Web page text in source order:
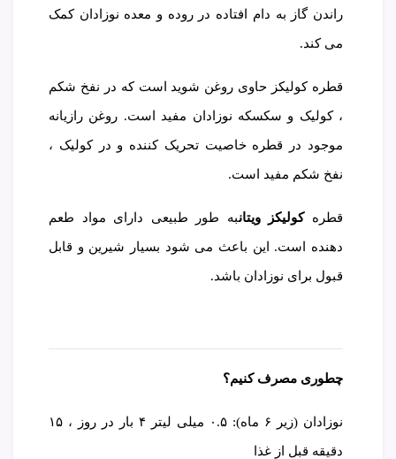
راندن گاز به دام افتاده در روده و معده نوزادان کمک
می کند.
قطره کولیکز حاوی روغن شوید است که در نفخ شکم
، کولیک و سکسکه نوزادان مفید است. روغن رازیانه
موجود در قطره خاصیت تحریک کننده و در کولیک ،
نفخ شکم مفید است.
قطرهکولیکز ویتانبه طور طبیعی دارای مواد طعم
دهنده است. این باعث می شود بسیار شیرین و قابل
قبول برای نوزادان باشد.
چطوری مصرف کنیم؟
نوزادان (زیر ۶ ماه): ۰.۵ میلی لیتر ۴ بار در روز ، ۱۵
دقیقه قبل از غذا